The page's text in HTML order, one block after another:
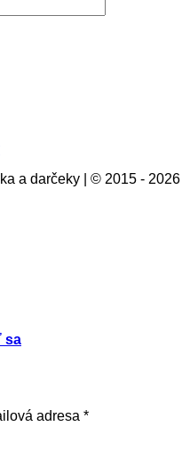
a darčeky | © 2015 - 2026
sa
adresa *Povinné